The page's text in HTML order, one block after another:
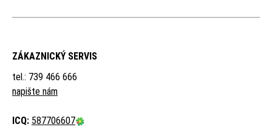
ZÁKAZNICKÝ SERVIS
tel.: 739 466 666
napište nám
ICQ: 587706607